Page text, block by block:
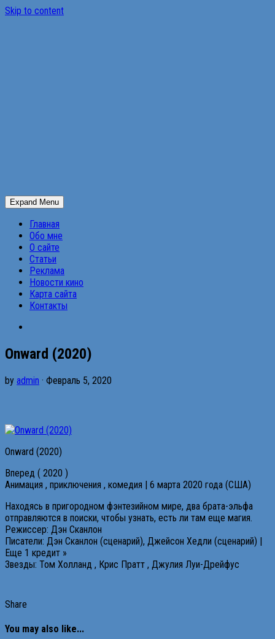
Skip to content
Expand Menu
Главная
Обо мне
О сайте
Статьи
Реклама
Новости кино
Карта сайта
Контакты
Onward (2020)
by admin · Февраль 5, 2020
Onward (2020)
Вперед ( 2020 )
Анимация , приключения , комедия | 6 марта 2020 года (США)
Находясь в пригородном фэнтезийном мире, два брата-эльфа
отправляются в поиски, чтобы узнать, есть ли там еще магия.
Режиссер: Дэн Сканлон
Писатели: Дэн Сканлон (сценарий), Джейсон Хедли (сценарий) |
Еще 1 кредит »
Звезды: Том Холланд , Крис Пратт , Джулия Луи-Дрейфус
Share
You may also like...